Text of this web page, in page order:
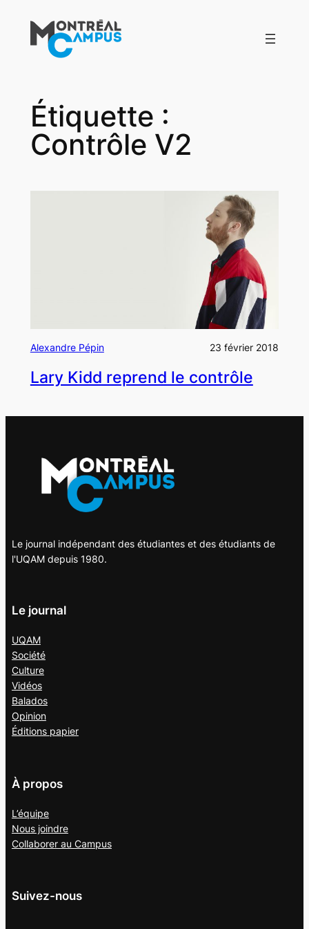
contenu
Étiquette :
Contrôle V2
Alexandre Pépin 23 février 2018
Lary Kidd reprend le contrôle
Le journal indépendant des étudiantes et des étudiants de
l'UQAM depuis 1980.
Le journal
UQAM
Société
Culture
Vidéos
Balados
Opinion
Éditions papier
À propos
L’équipe
Nous joindre
Collaborer au Campus
Suivez-nous